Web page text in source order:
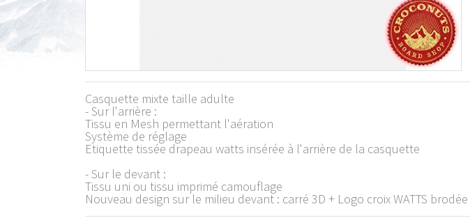
Casquette mixte taille adulte
- Sur l'arrière :
Tissu en Mesh permettant l'aération
Système de réglage
Etiquette tissée drapeau watts insérée à l'arrière de la casquette
- Sur le devant :
Tissu uni ou tissu imprimé camouflage
Nouveau design sur le milieu devant : carré 3D + Logo croix WATTS